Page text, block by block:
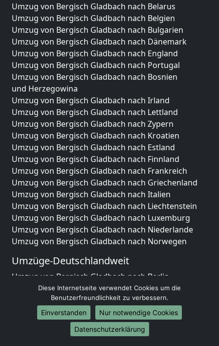
Umzug von Bergisch Gladbach nach Belarus
Umzug von Bergisch Gladbach nach Belgien
Umzug von Bergisch Gladbach nach Bulgarien
Umzug von Bergisch Gladbach nach Dänemark
Umzug von Bergisch Gladbach nach England
Umzug von Bergisch Gladbach nach Portugal
Umzug von Bergisch Gladbach nach Bosnien
und Herzegowina
Umzug von Bergisch Gladbach nach Irland
Umzug von Bergisch Gladbach nach Lettland
Umzug von Bergisch Gladbach nach Zypern
Umzug von Bergisch Gladbach nach Kroatien
Umzug von Bergisch Gladbach nach Estland
Umzug von Bergisch Gladbach nach Finnland
Umzug von Bergisch Gladbach nach Frankreich
Umzug von Bergisch Gladbach nach Griechenland
Umzug von Bergisch Gladbach nach Italien
Umzug von Bergisch Gladbach nach Liechtenstein
Umzug von Bergisch Gladbach nach Luxemburg
Umzug von Bergisch Gladbach nach Niederlande
Umzug von Bergisch Gladbach nach Norwegen
Umzüge-Deutschlandweit
Umzug von Bergisch Gladbach nach Berlin
Umzug von Bergisch Gladbach nach Hamburg
Umzug von Bergisch Gladbach nach München
Umzug von Bergisch Gladbach nach Köln
Umzug von Bergisch Gladbach nach Frankfurt am
Diese Internetseite verwendet Cookies um die
Benutzerfreundlichkeit zu verbessern.
Einverstanden
Nur notwendige Cookies
Datenschutzerklärung